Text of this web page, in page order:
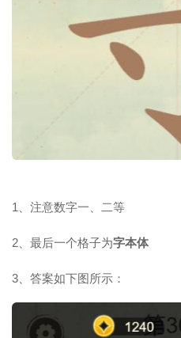
1、注意数字一、二等
2、最后一个格子为字本体
3、答案如下图所示：